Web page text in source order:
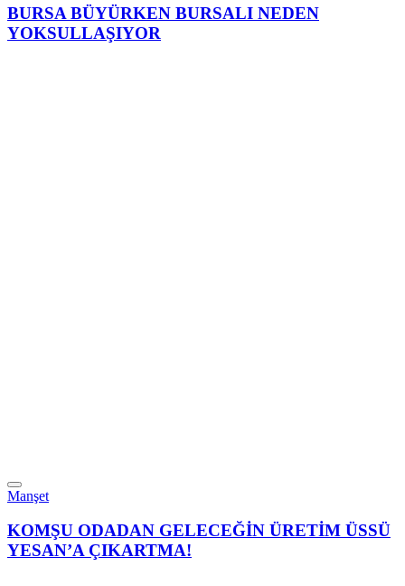
BURSA BÜYÜRKEN BURSALI NEDEN
YOKSULLAŞIYOR
Manşet
KOMŞU ODADAN GELECEĞİN ÜRETİM ÜSSÜ
YESAN’A ÇIKARTMA!